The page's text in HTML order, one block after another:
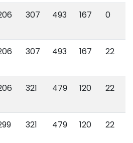
307 493 167 0
307 493 167 22
321 479 120 22
321 479 120 22